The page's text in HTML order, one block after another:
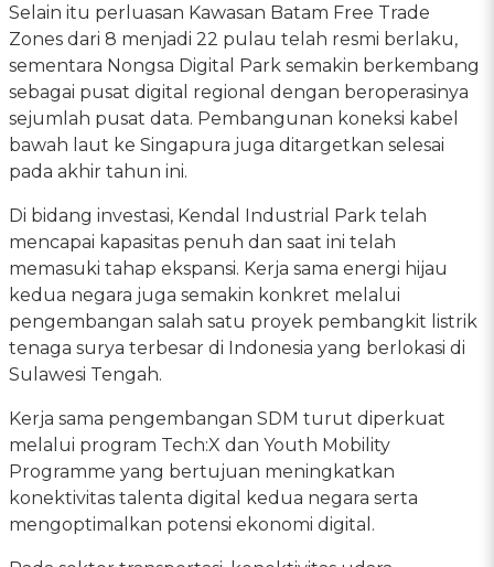
Selain itu perluasan Kawasan Batam Free Trade
Zones dari 8 menjadi 22 pulau telah resmi berlaku,
sementara Nongsa Digital Park semakin berkembang
sebagai pusat digital regional dengan beroperasinya
sejumlah pusat data. Pembangunan koneksi kabel
bawah laut ke Singapura juga ditargetkan selesai
pada akhir tahun ini.
Di bidang investasi, Kendal Industrial Park telah
mencapai kapasitas penuh dan saat ini telah
memasuki tahap ekspansi. Kerja sama energi hijau
kedua negara juga semakin konkret melalui
pengembangan salah satu proyek pembangkit listrik
tenaga surya terbesar di Indonesia yang berlokasi di
Sulawesi Tengah.
Kerja sama pengembangan SDM turut diperkuat
melalui program Tech:X dan Youth Mobility
Programme yang bertujuan meningkatkan
konektivitas talenta digital kedua negara serta
mengoptimalkan potensi ekonomi digital.